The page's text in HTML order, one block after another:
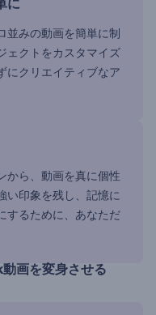
に
並みの動画を簡単に制
ェクトをカスタマイズ
にクリエイティブなア
から、動画を真に個性
い印象を残し、記憶に
するために、あなただ
画を変身させる